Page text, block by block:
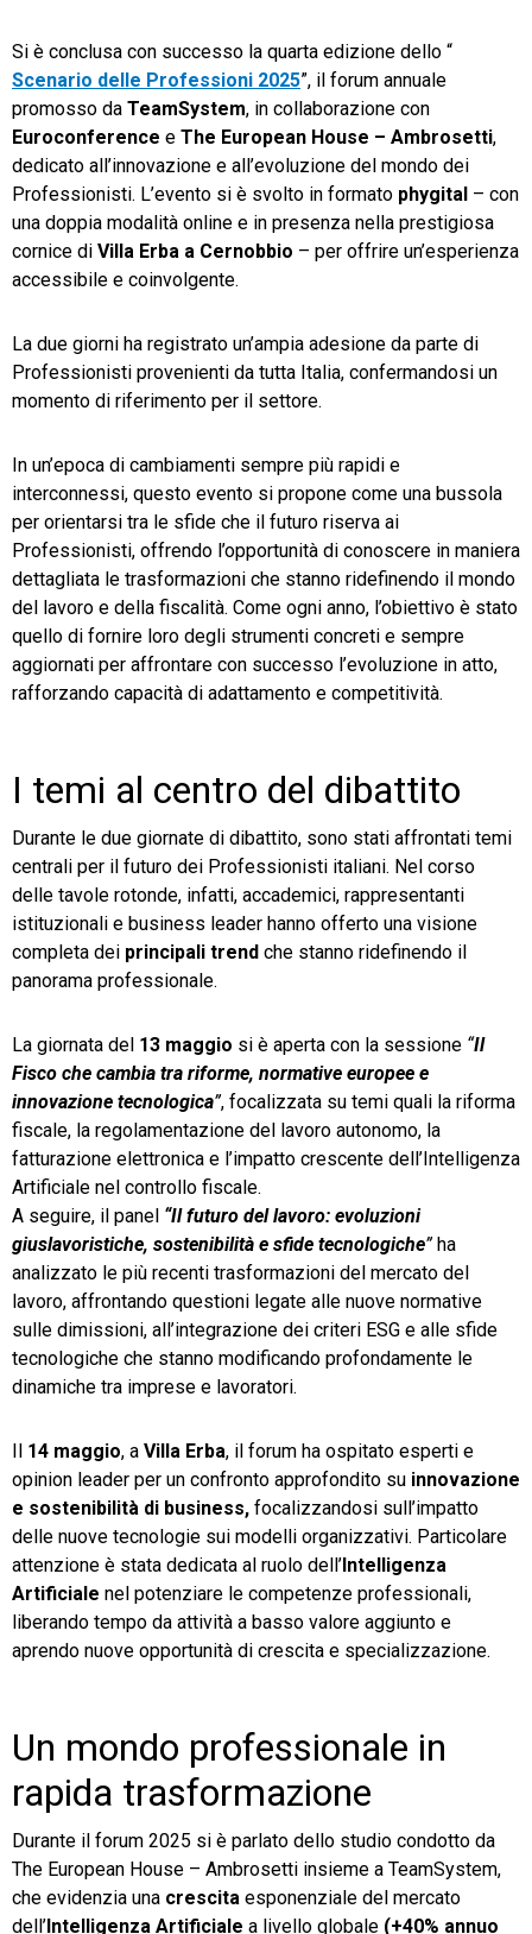
Si è conclusa con successo la quarta edizione dello “
Scenario delle Professioni 2025”, il forum annuale
promosso da TeamSystem, in collaborazione con
Euroconference e The European House – Ambrosetti,
dedicato all’innovazione e all’evoluzione del mondo dei
Professionisti. L’evento si è svolto in formato phygital – con
una doppia modalità online e in presenza nella prestigiosa
cornice di Villa Erba a Cernobbio – per offrire un’esperienza
accessibile e coinvolgente.
La due giorni ha registrato un’ampia adesione da parte di
Professionisti provenienti da tutta Italia, confermandosi un
momento di riferimento per il settore.
In un’epoca di cambiamenti sempre più rapidi e
interconnessi, questo evento si propone come una bussola
per orientarsi tra le sfide che il futuro riserva ai
Professionisti, offrendo l’opportunità di conoscere in maniera
dettagliata le trasformazioni che stanno ridefinendo il mondo
del lavoro e della fiscalità. Come ogni anno, l’obiettivo è stato
quello di fornire loro degli strumenti concreti e sempre
aggiornati per affrontare con successo l’evoluzione in atto,
rafforzando capacità di adattamento e competitività.
I temi al centro del dibattito
Durante le due giornate di dibattito, sono stati affrontati temi
centrali per il futuro dei Professionisti italiani. Nel corso
delle tavole rotonde, infatti, accademici, rappresentanti
istituzionali e business leader hanno offerto una visione
completa dei principali trend che stanno ridefinendo il
panorama professionale.
La giornata del 13 maggio si è aperta con la sessione “Il
Fisco che cambia tra riforme, normative europee e
innovazione tecnologica”, focalizzata su temi quali la riforma
fiscale, la regolamentazione del lavoro autonomo, la
fatturazione elettronica e l’impatto crescente dell’Intelligenza
Artificiale nel controllo fiscale.
A seguire, il panel “Il futuro del lavoro: evoluzioni
giuslavoristiche, sostenibilità e sfide tecnologiche”ha
analizzato le più recenti trasformazioni del mercato del
lavoro, affrontando questioni legate alle nuove normative
sulle dimissioni, all’integrazione dei criteri ESG e alle sfide
tecnologiche che stanno modificando profondamente le
dinamiche tra imprese e lavoratori.
Il 14 maggio, a Villa Erba, il forum ha ospitato esperti e
opinion leader per un confronto approfondito su innovazione
e sostenibilità di business, focalizzandosi sull’impatto
delle nuove tecnologie sui modelli organizzativi. Particolare
attenzione è stata dedicata al ruolo dell’Intelligenza
Artificiale nel potenziare le competenze professionali,
liberando tempo da attività a basso valore aggiunto e
aprendo nuove opportunità di crescita e specializzazione.
Un mondo professionale in
rapida trasformazione
Durante il forum 2025 si è parlato dello studio condotto da
The European House – Ambrosetti insieme a TeamSystem,
che evidenzia una crescita esponenziale del mercato
dell’Intelligenza Artificiale a livello globale (+40% annuo